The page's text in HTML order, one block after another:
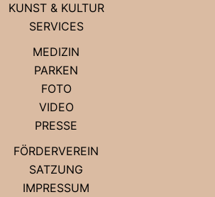
KUNST & KULTUR
SERVICES
MEDIZIN
PARKEN
FOTO
VIDEO
PRESSE
FÖRDERVEREIN
SATZUNG
IMPRESSUM